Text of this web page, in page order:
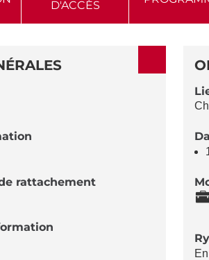
D'ACCÈS
rattachement